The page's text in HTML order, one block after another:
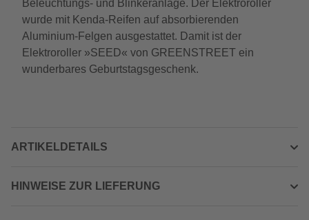
Beleuchtungs- und Blinkeranlage. Der Elektroroller
wurde mit Kenda-Reifen auf absorbierenden
Aluminium-Felgen ausgestattet. Damit ist der
Elektroroller »SEED« von GREENSTREET ein
wunderbares Geburtstagsgeschenk.
ARTIKELDETAILS
HINWEISE ZUR LIEFERUNG